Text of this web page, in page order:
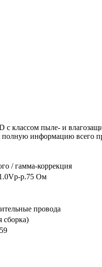
классом пыле- и
информацию всего
/ гамма-коррекция
p.75 Oм
провода
сборка)